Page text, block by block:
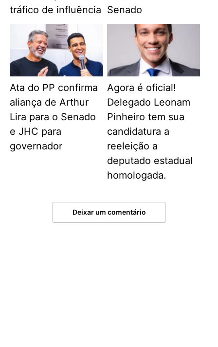
tráfico de influência Senado
Ata do PP confirma
aliança de Arthur
Lira para o Senado
e JHC para
governador
Agora é oficial!
Delegado Leonam
Pinheiro tem sua
candidatura a
reeleição a
deputado estadual
homologada.
Deixar um comentário